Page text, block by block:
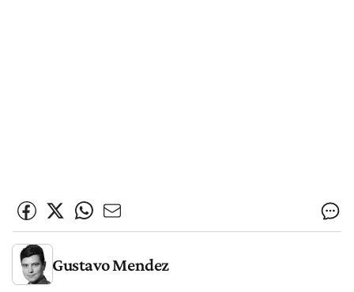
Gustavo Mendez